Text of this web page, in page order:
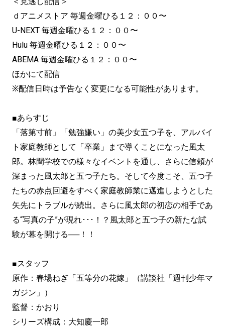
ｄアニメストア 毎週金曜ひる１２：００〜
U-NEXT 毎週金曜ひる１２：００〜
Hulu 毎週金曜ひる１２：００〜
ABEMA 毎週金曜ひる１２：００〜
ほかにて配信
※配信日時は予告なく変更になる可能性があります。
■あらすじ
「落第寸前」「勉強嫌い」の美少女五つ子を、アルバイ
ト家庭教師として「卒業」まで導くことになった風太
郎。林間学校での様々なイベントを通し、さらに信頼が
深まった風太郎と五つ子たち。そして今度こそ、五つ子
たちの赤点回避をすべく家庭教師業に邁進しようとした
矢先にトラブルが続出。さらに風太郎の初恋の相手であ
る“写真の子”が現れ･･･！？風太郎と五つ子の新たな試
験が幕を開ける──！！
■スタッフ
原作：春場ねぎ「五等分の花嫁」（講談社「週刊少年マ
ガジン」）
監督：かおり
シリーズ構成：大知慶一郎